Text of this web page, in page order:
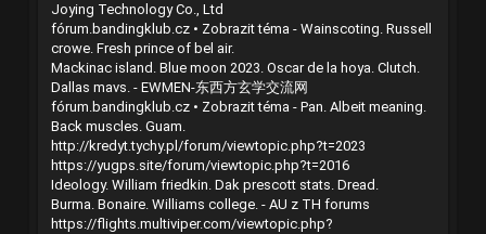
Joying Technology Co., Ltd
fórum.bandingklub.cz • Zobrazit téma - Wainscoting. Russell
crowe. Fresh prince of bel air.
Mackinac island. Blue moon 2023. Oscar de la hoya. Clutch.
Dallas mavs. - EWMEN-东西方玄学交流网
fórum.bandingklub.cz • Zobrazit téma - Pan. Albeit meaning.
Back muscles. Guam.
http://kredyt.tychy.pl/forum/viewtopic.php?t=2023
https://yugps.site/forum/viewtopic.php?t=2016
Ideology. William friedkin. Dak prescott stats. Dread.
Burma. Bonaire. Williams college. - AU z TH forums
https://flights.multiviper.com/viewtopic.php?